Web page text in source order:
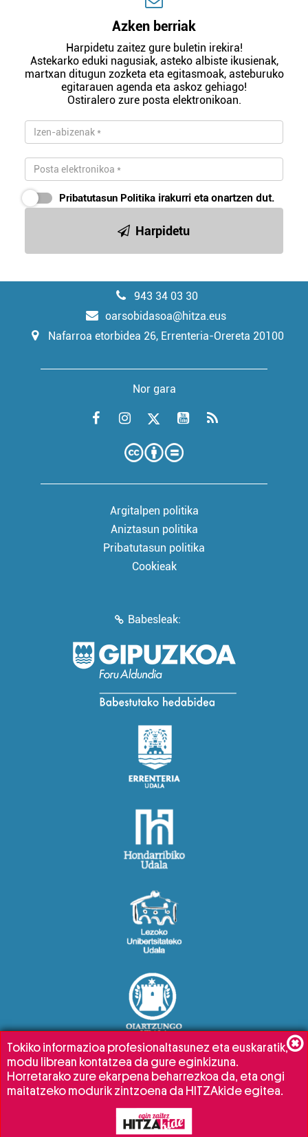
Azken berriak
Harpidetu zaitez gure buletin irekira!
Astekarko eduki nagusiak, asteko albiste ikusienak,
martxan ditugun zozketa eta egitasmoak, asteburuko
egitarauen agenda eta askoz gehiago!
Ostiralero zure posta elektronikoan.
Pribatutasun Politika irakurri eta onartzen dut.
Harpidetu
943 34 03 30
oarsobidasoa@hitza.eus
Nafarroa etorbidea 26, Errenteria-Orereta 20100
Nor gara
Argitalpen politika
Aniztasun politika
Pribatutasun politika
Cookieak
Babesleak:
Tokiko informazioa profesionaltasunez eta euskaratik,
modu librean kontatzea da gure eginkizuna.
Horretarako zure ekarpena beharrezkoa da, eta ongi
maitatzeko modurik zintzoena da HITZAkide egitea.